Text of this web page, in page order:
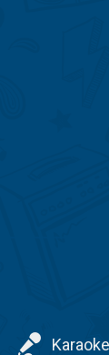
Karaoke